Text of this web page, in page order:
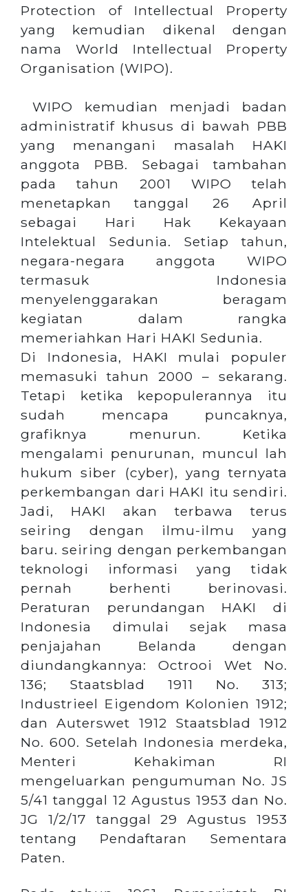
Protection of Intellectual Property
yang kemudian dikenal dengan
nama World Intellectual Property
Organisation (WIPO).
WIPO kemudian menjadi badan
administratif khusus di bawah PBB
yang menangani masalah HAKI
anggota PBB. Sebagai tambahan
pada tahun 2001 WIPO telah
menetapkan tanggal 26 April
sebagai Hari Hak Kekayaan
Intelektual Sedunia. Setiap tahun,
negara-negara anggota WIPO
termasuk Indonesia
menyelenggarakan beragam
kegiatan dalam rangka
memeriahkan Hari HAKI Sedunia.
Di Indonesia, HAKI mulai populer
memasuki tahun 2000 – sekarang.
Tetapi ketika kepopulerannya itu
sudah mencapa puncaknya,
grafiknya menurun. Ketika
mengalami penurunan, muncul lah
hukum siber (cyber), yang ternyata
perkembangan dari HAKI itu sendiri.
Jadi, HAKI akan terbawa terus
seiring dengan ilmu-ilmu yang
baru. seiring dengan perkembangan
teknologi informasi yang tidak
pernah berhenti berinovasi.
Peraturan perundangan HAKI di
Indonesia dimulai sejak masa
penjajahan Belanda dengan
diundangkannya: Octrooi Wet No.
136; Staatsblad 1911 No. 313;
Industrieel Eigendom Kolonien 1912;
dan Auterswet 1912 Staatsblad 1912
No. 600. Setelah Indonesia merdeka,
Menteri Kehakiman RI
mengeluarkan pengumuman No. JS
5/41 tanggal 12 Agustus 1953 dan No.
JG 1/2/17 tanggal 29 Agustus 1953
tentang Pendaftaran Sementara
Paten.